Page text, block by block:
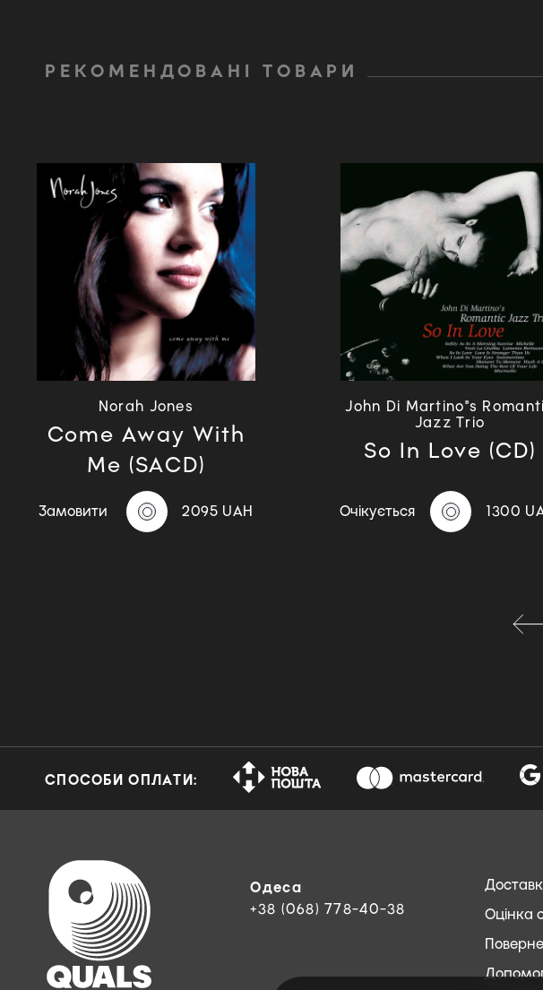
РЕКОМЕНДОВАНІ ТОВАРИ
Norah Jones
Come Away With
Me (SACD)
Замовити 2095 UAH
John Di Martino"s
Jazz Trio
So In Love (CD)
Очікується 1300
СПОСОБИ ОПЛАТИ:
Одеса
+38 (068) 778-40-38
Оцінка